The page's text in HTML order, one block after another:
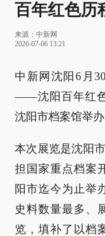
百年红色历
来源： 中新网
2026-07-06 13:21
中新网沈阳6月
——沈阳百年红色
沈阳市档案馆举办
本次展览是沈阳
担国家重点档案
阳市迄今为止举
史料数量最多、
览，填补了以档